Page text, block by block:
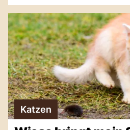
Katzen